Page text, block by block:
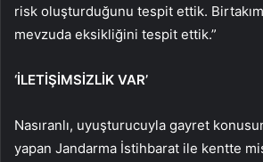
risk oluşturduğunu tespit ettik.
mevzuda eksikliğini tespit ettik.”
‘İLETİŞİMSİZLİK VAR’
Nasıranlı, uyuşturucuyla gayret
yapan Jandarma İstihbarat ile kentte